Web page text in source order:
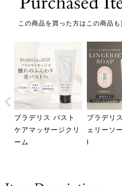
この商品を買った方はこの商品
ブラデリス バスト
ケアマッサージクリ
ーム
ブラデリ
ェリーソ
l